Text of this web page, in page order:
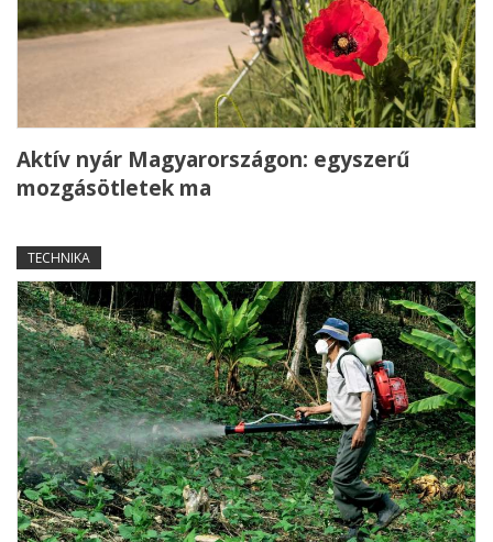
Aktív nyár Magyarországon: egyszerű
mozgásötletek ma
TECHNIKA